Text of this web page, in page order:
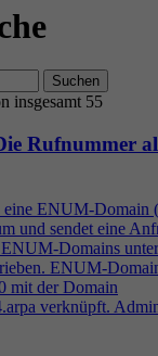
Suchen
insgesamt 55
Rufnummer
ENUM-Domain
und sendet eine
Domains
ENUM-
mit der Domain
verknüpft.